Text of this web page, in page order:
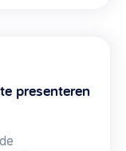
presenteren